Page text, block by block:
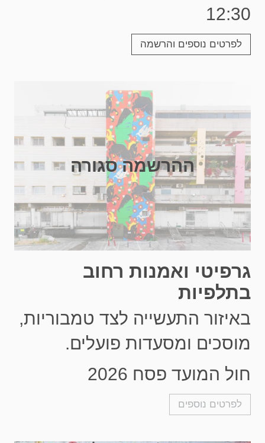
12:30
לפרטים נוספים והרשמה
ההרשמה סגורה
גרפיטי ואמנות רחוב
בתלפיות
באיזור התעשייה לצד טמבוריות,
מוסכים ומסעדות פועלים.
חול המועד פסח 2026
לפרטים נוספים